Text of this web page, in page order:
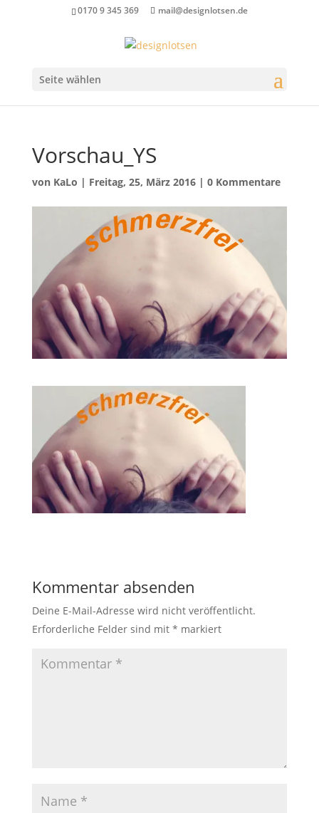
0170 9 345 369 mail@designlotsen.de
Seite wählen
Vorschau_YS
von KaLo | Freitag, 25, März 2016| 0 Kommentare
Kommentar absenden
Deine E-Mail-Adresse wird nicht veröffentlicht.
Erforderliche Felder sind mit * markiert